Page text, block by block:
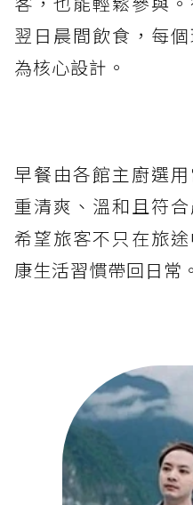
翌日晨間飲食，每
為核心設計。
早餐由各館主廚選
重清爽、溫和且符
希望旅客不只在旅
康生活習慣帶回日常。